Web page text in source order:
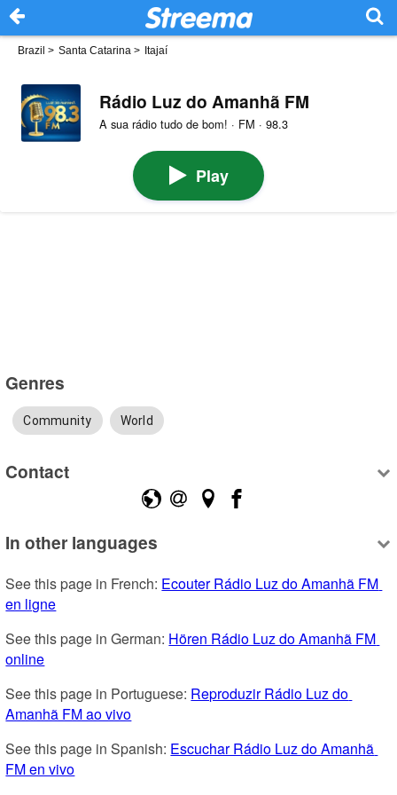
Brazil > Santa Catarina > Itajaí
Rádio Luz do Amanhã FM
A sua rádio tudo de bom! · FM · 98.3
Play
Genres
Community World
Contact
In other languages
See this page in French: Ecouter Rádio Luz do Amanhã FM
en ligne
See this page in German: Hören Rádio Luz do Amanhã FM
online
See this page in Portuguese: Reproduzir Rádio Luz do
Amanhã FM ao vivo
See this page in Spanish: Escuchar Rádio Luz do Amanhã
FM en vivo